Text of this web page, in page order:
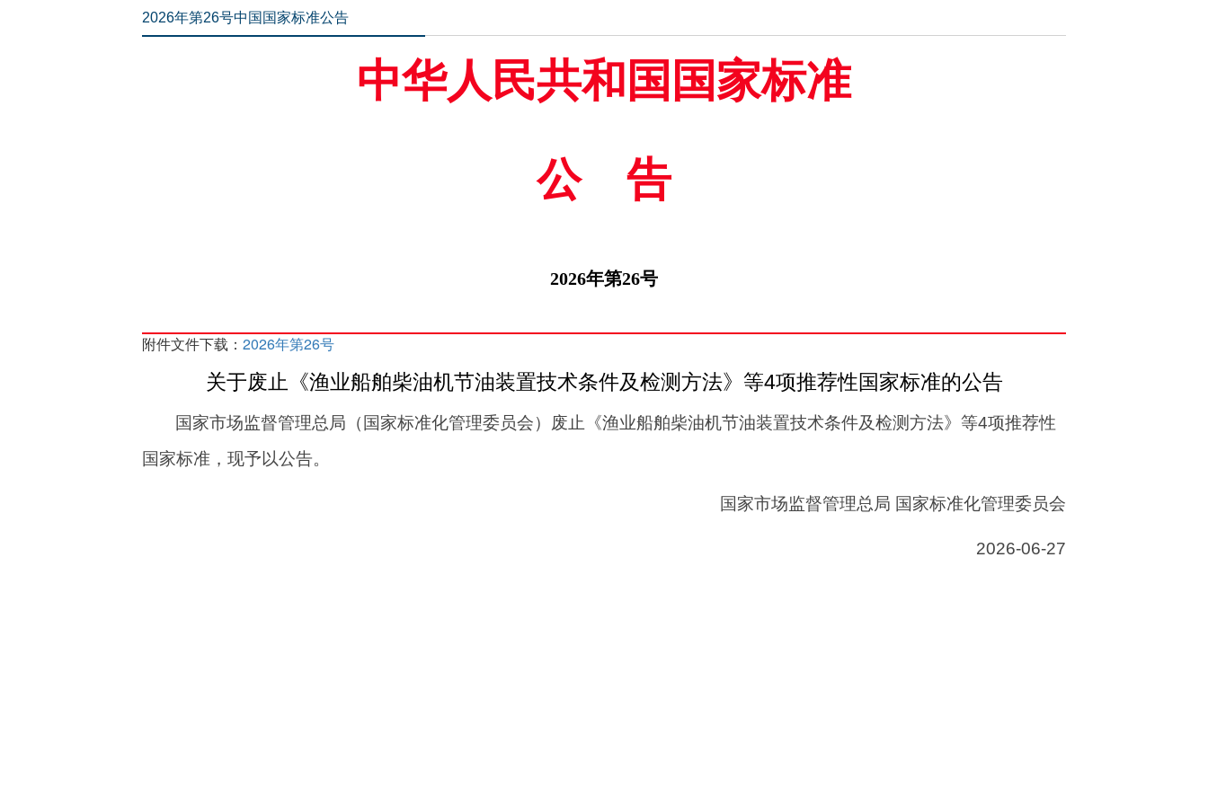
2026年第26号中国国家标准公告
中华人民共和国国家标准
公告
2026年第26号
附件文件下载： 2026年第26号
关于废止《渔业船舶柴油机节油装置技术条件及检测方法》等4项推荐性国家标准的公告
国家市场监督管理总局（国家标准化管理委员会）废止《渔业船舶柴油机节油装置技术条件及检测方法》等4项推荐性
国家标准，现予以公告。
国家市场监督管理总局 国家标准化管理委员会
2026-06-27